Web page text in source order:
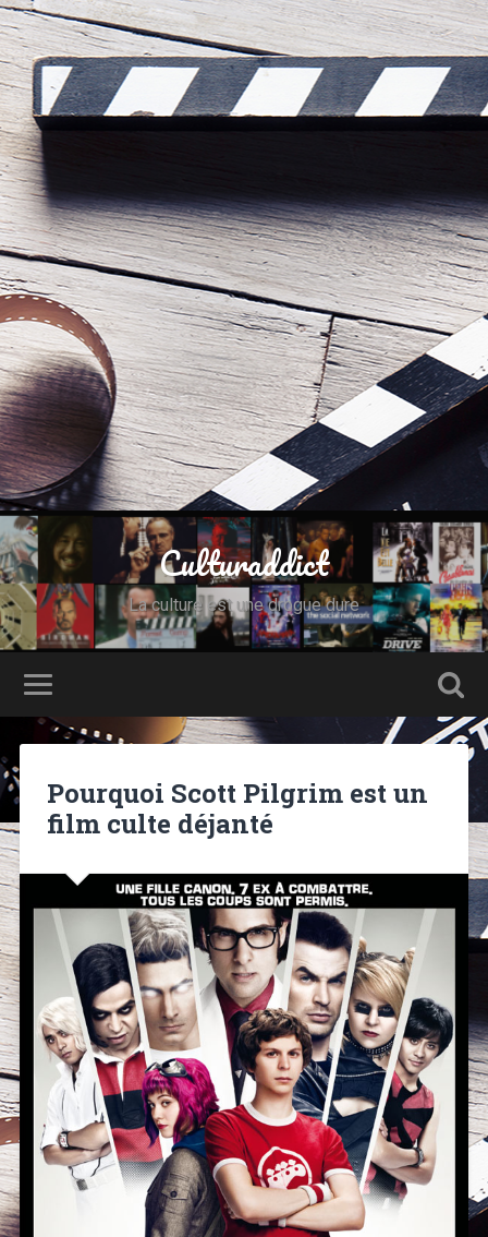
Culturaddict
La culture est une drogue dure
Pourquoi Scott Pilgrim est un
film culte déjanté